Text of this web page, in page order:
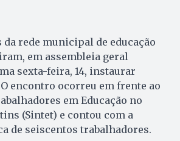
rede municipal de educação
em assembleia geral
sexta-feira, 14, instaurar
encontro ocorreu em frente ao
em Educação no
(Sintet) e contou com a
de seiscentos trabalhadores.